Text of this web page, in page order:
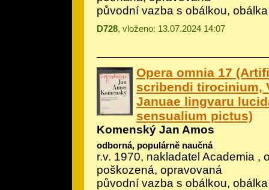
původní vazba s obálkou,
D728, vloženo: 13.07.2024 14:07
Opera omnia 17
scribendi tirocinium,
Januae lingvaru
sensualium pictus)
Komenský Jan Amos
odborná, populárně naučná
r.v. 1970, nakladatel Academia ,
poškozená, opravovaná
původní vazba s obálkou,